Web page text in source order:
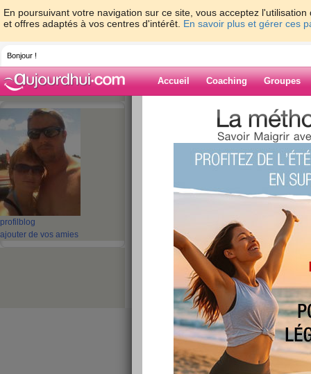
En poursuivant votre navigation sur ce site, vous acceptez
et offres adaptés à vos centres d'intérêt. En savoir plus et gérer ces
Bonjour !
Accueil Coaching Groupes
profil blog
ajouter de vos amies
> miss-angie-nyx >
Blog de miss-
Me revoilà!!!!